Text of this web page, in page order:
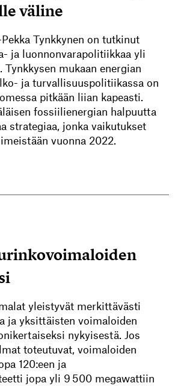
väline
Tynkkynen on tutkinut
ja luonnonvarapolitiikkaa yli
Tynkkysen mukaan energian
ja turvallisuuspolitiikassa on
pitkään liian kapeasti.
fossiilienergian halpuutta
strategiaa, jonka vaikutukset
vuonna 2022.
yleistyvät merkittävästi
ja yksittäisten voimaloiden
nykyisestä. Jos
toteutuvat, voimaloiden
120:een ja
jopa yli 9 500 megawattiin